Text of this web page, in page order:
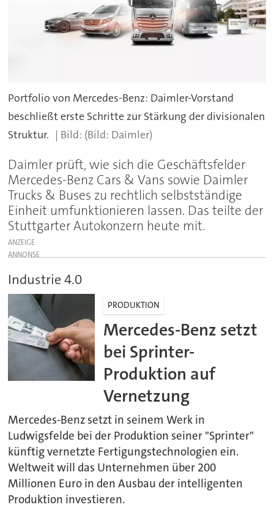
Portfolio von Mercedes-Benz: Daimler-Vorstand
beschließt erste Schritte zur Stärkung der divisionalen
Struktur.
(Bild: Daimler)
Daimler prüft, wie sich die Geschäftsfelder
Mercedes-Benz Cars & Vans sowie Daimler
Trucks & Buses zu rechtlich selbstständige
Einheit umfunktionieren lassen. Das teilte der
Stuttgarter Autokonzern heute mit.
ANZEIGE
Industrie 4.0
PRODUKTION
Mercedes-Benz setzt
bei Sprinter-
Produktion auf
Vernetzung
Mercedes-Benz setzt in seinem Werk in
Ludwigsfelde bei der Produktion seiner "Sprinter"
künftig vernetzte Fertigungstechnologien ein.
Weltweit will das Unternehmen über 200
Millionen Euro in den Ausbau der intelligenten
Produktion investieren.